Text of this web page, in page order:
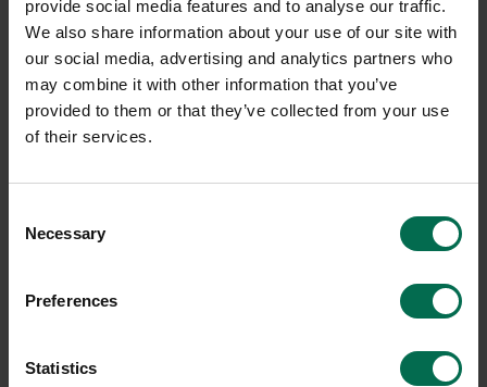
provide social media features and to analyse our traffic.
We also share information about your use of our site with
our social media, advertising and analytics partners who
may combine it with other information that you’ve
provided to them or that they’ve collected from your use
of their services.
Selection
Necessary
Preferences
Statistics
Begagnad
Sittpuff U-sit Ø1200mm
Hyr från55